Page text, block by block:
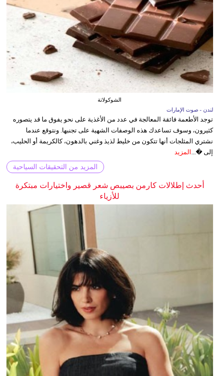
الشوكولاتة
لندن - صوت الإمارات
توجد الأطعمة فائقة المعالجة في عدد من الأغذية على نحو يفوق ما قد يتصوره
كثيرون، وسوف تساعدك هذه الوصفات الشهية على تجنبها. ونتوقع عندما
نشتري المثلجات أنها تتكون من خليط لذيذ وغني بالدهون، كالكريمة أو الحليب،
إلى �... المزيد
المزيد من التحقيقات السياحية
أحدث إطلالات كارمن بصيبص شعر قصير واختيارات مبتكرة
للأزياء